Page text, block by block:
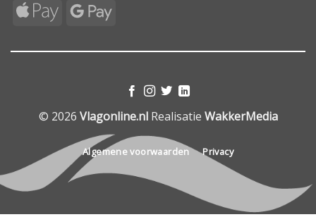
Apple
Google
© 2026 Vlagonline.nlRealisatie WakkerMedia
Algemene voorwaarden Privacy